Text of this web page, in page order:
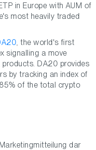
in Europe with AUM of
most heavily traded
, the world's first
signalling a move
DA20 provides
by tracking an index of
of the total crypto
dar